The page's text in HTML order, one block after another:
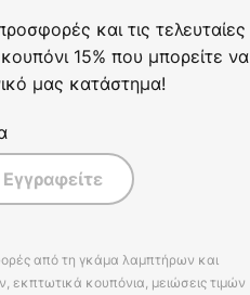
και τις τελευταίες
15% που μπορείτε να
μας κατάστημα!
Εγγραφείτε
από τη γκάμα λαμπτήρων και
κουπόνια, μειώσεις τιμών